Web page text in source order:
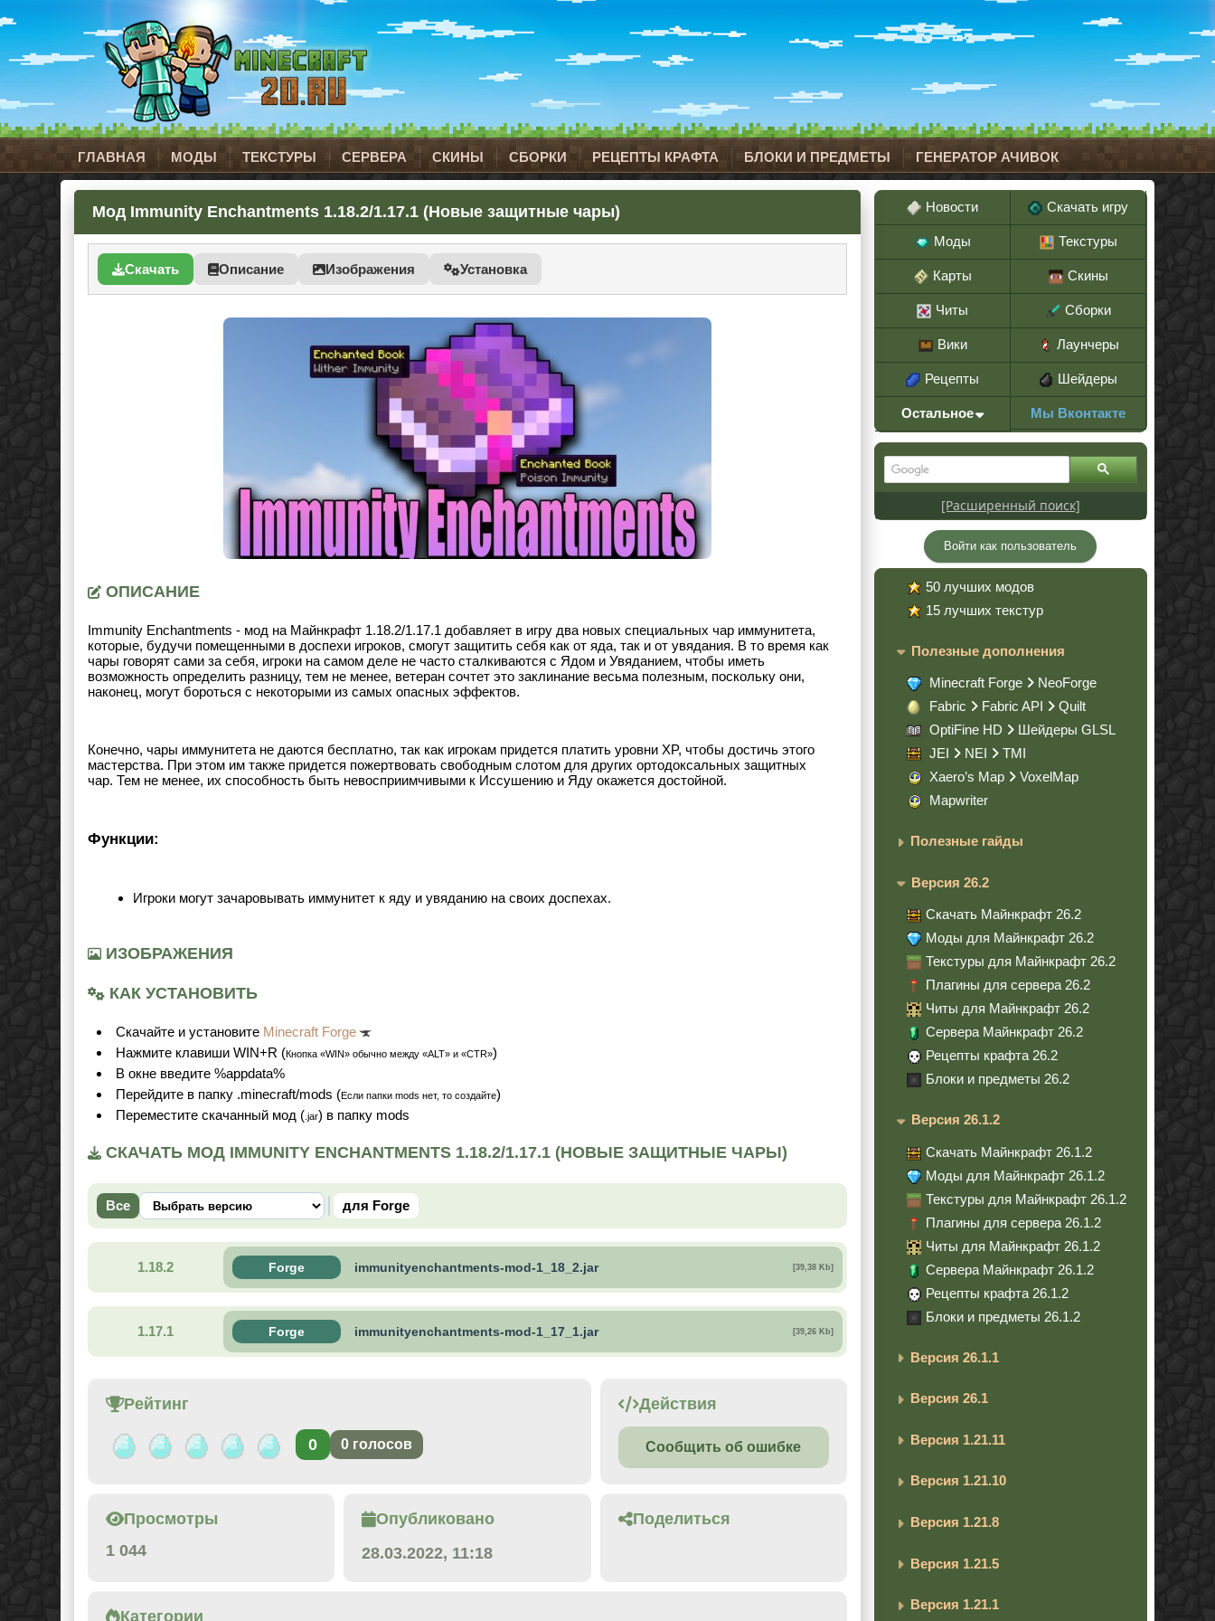
ГЛАВНАЯ МОДЫ ТЕКСТУРЫ СЕРВЕРА СКИНЫ СБОРКИ РЕЦЕПТЫ КРАФТА БЛОКИ И ПРЕДМЕТЫ ГЕНЕРАТОР АЧИВОК
Мод Immunity Enchantments 1.18.2/1.17.1 (Новые защитные чары)
Скачать Описание Изображения Установка
ОПИСАНИЕ
Immunity Enchantments - мод на Майнкрафт 1.18.2/1.17.1 добавляет в игру два новых специальных чар иммунитета,
которые, будучи помещенными в доспехи игроков, смогут защитить себя как от яда, так и от увядания. В то время как
чары говорят сами за себя, игроки на самом деле не часто сталкиваются с Ядом и Увяданием, чтобы иметь
возможность определить разницу, тем не менее, ветеран сочтет это заклинание весьма полезным, поскольку они,
наконец, могут бороться с некоторыми из самых опасных эффектов.
Конечно, чары иммунитета не даются бесплатно, так как игрокам придется платить уровни XP, чтобы достичь этого
мастерства. При этом им также придется пожертвовать свободным слотом для других ортодоксальных защитных
чар. Тем не менее, их способность быть невосприимчивыми к Иссушению и Яду окажется достойной.
Функции:
Игроки могут зачаровывать иммунитет к яду и увяданию на своих доспехах.
ИЗОБРАЖЕНИЯ
КАК УСТАНОВИТЬ
Cкачайте и установите Minecraft Forge
Нажмите клавиши WIN+R (Кнопка «WIN» обычно между «ALT» и «CTR»)
В окне введите %appdata%
Перейдите в папку .minecraft/mods (Если папки mods нет, то создайте)
Переместите скачанный мод ( .jar) в папку mods
СКАЧАТЬ МОД IMMUNITY ENCHANTMENTS 1.18.2/1.17.1 (НОВЫЕ ЗАЩИТНЫЕ ЧАРЫ)
Все для Forge
1.18.2 Forge immunityenchantments-mod-1_18_2.jar [39,38 Kb]
1.17.1 Forge immunityenchantments-mod-1_17_1.jar [39,26 Kb]
Рейтинг
0 0 голосов
Действия
Сообщить об ошибке
Просмотры
1 044
Опубликовано
28.03.2022, 11:18
Поделиться
Категории
Новости Скачать игру
Моды Текстуры
Карты Скины
Читы Сборки
Вики Лаунчеры
Рецепты Шейдеры
Остальное Мы Вконтакте
[Расширенный поиск]
Войти как пользователь
50 лучших модов
15 лучших текстур
Полезные дополнения
Minecraft Forge
NeoForge
Fabric
Fabric API
Quilt
OptiFine HD
Шейдеры GLSL
JEI
NEI
TMI
Xaero’s Map
VoxelMap
Mapwriter
Полезные гайды
Версия 26.2
Скачать Майнкрафт 26.2
Моды для Майнкрафт 26.2
Текстуры для Майнкрафт 26.2
Плагины для сервера 26.2
Читы для Майнкрафт 26.2
Сервера Майнкрафт 26.2
Рецепты крафта 26.2
Блоки и предметы 26.2
Версия 26.1.2
Скачать Майнкрафт 26.1.2
Моды для Майнкрафт 26.1.2
Текстуры для Майнкрафт 26.1.2
Плагины для сервера 26.1.2
Читы для Майнкрафт 26.1.2
Сервера Майнкрафт 26.1.2
Рецепты крафта 26.1.2
Блоки и предметы 26.1.2
Версия 26.1.1
Версия 26.1
Версия 1.21.11
Версия 1.21.10
Версия 1.21.8
Версия 1.21.5
Версия 1.21.1